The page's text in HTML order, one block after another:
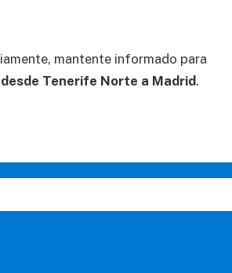
mantente informado para
Tenerife Norte a Madrid.